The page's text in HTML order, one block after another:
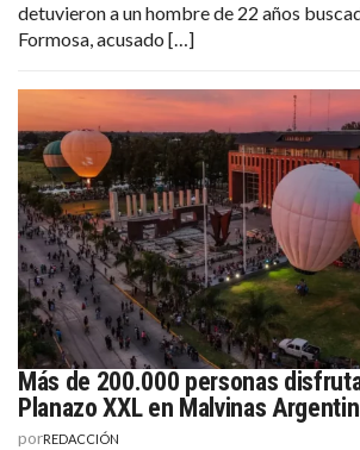
detuvieron a un hombre de 22 años
Formosa, acusado […]
Más de 200.000 personas
Planazo XXL en Malvinas
porREDACCIÓN